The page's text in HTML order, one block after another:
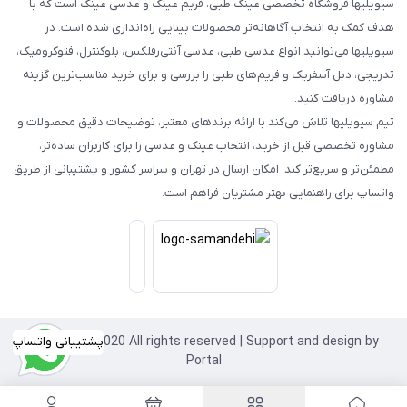
سیویلیها فروشگاه تخصصی عینک طبی، فریم عینک و عدسی عینک است که با
هدف کمک به انتخاب آگاهانه‌تر محصولات بینایی راه‌اندازی شده است. در
سیویلیها می‌توانید انواع عدسی طبی، عدسی آنتی‌رفلکس، بلوکنترل، فتوکرومیک،
تدریجی، دبل آسفریک و فریم‌های طبی را بررسی و برای خرید مناسب‌ترین گزینه
مشاوره دریافت کنید.
تیم سیویلیها تلاش می‌کند با ارائه برندهای معتبر، توضیحات دقیق محصولات و
مشاوره تخصصی قبل از خرید، انتخاب عینک و عدسی را برای کاربران ساده‌تر،
مطمئن‌تر و سریع‌تر کند. امکان ارسال در تهران و سراسر کشور و پشتیبانی از طریق
واتساپ برای راهنمایی بهتر مشتریان فراهم است.
پشتیبانی واتساپ
Copyright©2020 All rights reserved | Support and design by
Portal